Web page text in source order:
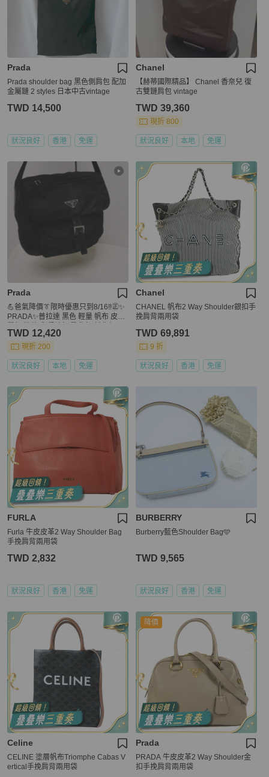
Prada
Prada shoulder bag 黑色側肩包 配加
金屬鏈 2 styles 日本中古vintage
TWD 14,500
狀況良好 香港 免運
Chanel
【赫蒂國際精品】 Chanel 香奈兒 復
古雙鏈肩包 vintage
TWD 39,360
現折 800
狀況良好 本地 免運
Prada
💪爸氣降價👔限時優惠只到8/16‼️㊣✨
PRADA✨普拉達 黑色 輕量 帆布 皮革
手包/二手精品/保證正品🌳二手樹屋🌳
TWD 12,420
現折 200
狀況良好 本地 免運
Chanel
CHANEL 帆布2 Way Shoulder銀扣手
挽肩背兩用袋
TWD 69,891
9 折
狀況良好 香港 免運
FURLA
Furla 牛皮皮革2 Way Shoulder Bag
手挽肩背兩用袋
TWD 2,832
狀況良好 香港 免運
BURBERRY
Burberry藍色Shoulder Bag🩵
TWD 9,565
狀況良好 香港 免運
Celine
CELINE 塗層帆布Triomphe Cabas V
ertical手挽肩背兩用袋
降價
Prada
PRADA 牛皮皮革2 Way Shoulder金
扣手挽肩背兩用袋